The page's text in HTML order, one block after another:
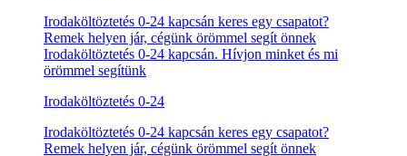
Irodaköltöztetés 0-24 kapcsán keres egy csapatot?
Remek helyen jár, cégünk örömmel segít önnek
Irodaköltöztetés 0-24 kapcsán. Hívjon minket és mi
örömmel segítünk
Irodaköltöztetés 0-24
Irodaköltöztetés 0-24 kapcsán keres egy csapatot?
Remek helyen jár, cégünk örömmel segít önnek